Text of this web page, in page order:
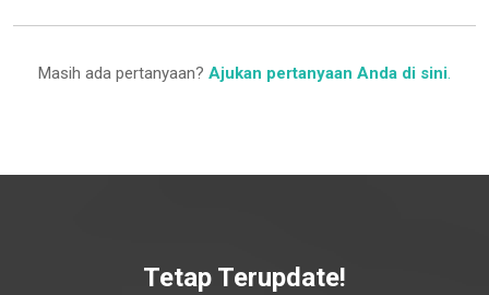
Masih ada pertanyaan? Ajukan pertanyaan Anda di sini.
Tetap Terupdate!